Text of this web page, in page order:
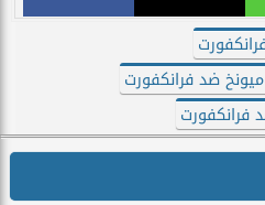
ميونخ ضد فرانكفورت
فرانكفورت